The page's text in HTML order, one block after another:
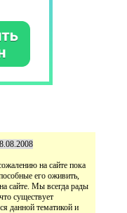
на сайте пока
его оживить,
сайте. Мы всегда рады
существует
данной тематикой и